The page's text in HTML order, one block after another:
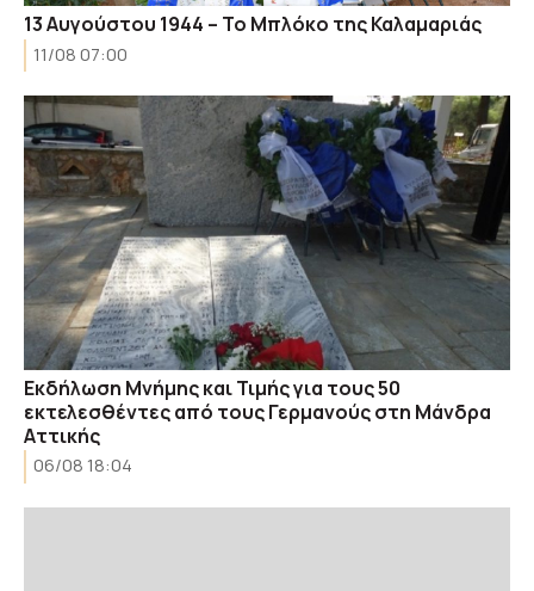
13 Αυγούστου 1944 – Το Μπλόκο της Καλαμαριάς
11/08 07:00
Εκδήλωση Μνήμης και Τιμής για τους 50
εκτελεσθέντες από τους Γερμανούς στη Μάνδρα
Αττικής
06/08 18:04